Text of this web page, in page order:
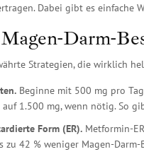
Dabei gibt es einfache
Darm-
Strategien, die wirklich
Beginne mit 500 mg pro
auf 1.500 mg, wenn nötig. So
Form (ER). Metformin-
zu 42 % weniger Magen-